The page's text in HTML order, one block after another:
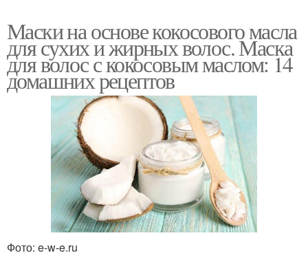
Маски на основе кокосового масла
для сухих и жирных волос. Маска
для волос с кокосовым маслом: 14
домашних рецептов
Фото: e-w-e.ru